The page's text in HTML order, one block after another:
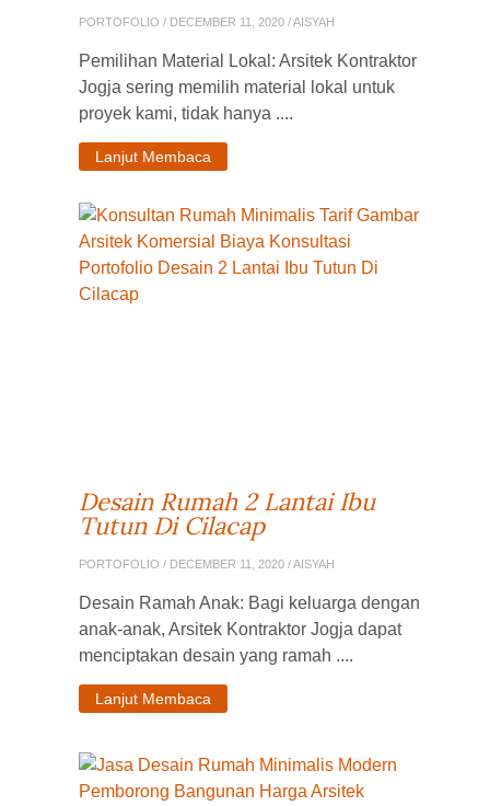
PORTOFOLIO / DECEMBER 11, 2020 / AISYAH
Pemilihan Material Lokal: Arsitek Kontraktor
Jogja sering memilih material lokal untuk
proyek kami, tidak hanya ....
Lanjut Membaca
Desain Rumah 2 Lantai Ibu
Tutun Di Cilacap
PORTOFOLIO / DECEMBER 11, 2020 / AISYAH
Desain Ramah Anak: Bagi keluarga dengan
anak-anak, Arsitek Kontraktor Jogja dapat
menciptakan desain yang ramah ....
Lanjut Membaca